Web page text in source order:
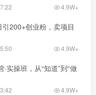
4.9W+
200+创业粉，卖项目
4.9W+
实操班，从“知道”到“做
4.9W+